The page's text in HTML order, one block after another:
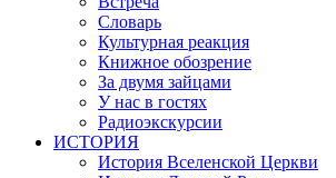
Словарь
Культурная реакция
Книжное обозрение
За двумя зайцами
У нас в гостях
Радиоэкскурсии
ИСТОРИЯ
История Вселенской Церкви